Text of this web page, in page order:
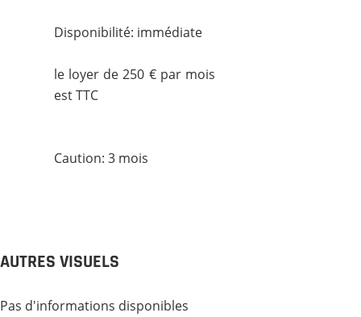
Disponibilité: immédiate
le loyer de 250 € par mois
est TTC
Caution: 3 mois
AUTRES VISUELS
Pas d'informations disponibles